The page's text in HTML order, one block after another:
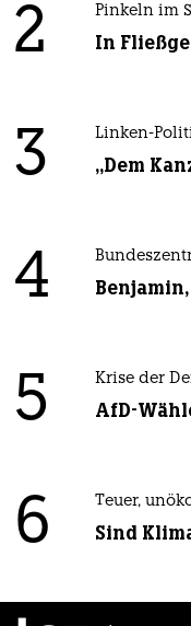
2 Pinkeln im
In
3 Linken-
„Dem
4
5 Krise der
AfD-
6 Teuer,
Sind